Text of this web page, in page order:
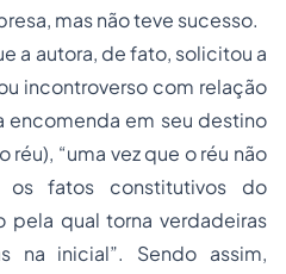
mas não teve sucesso.
a autora, de fato, solicitou a
incontroverso com relação
encomenda em seu destino
“uma vez que o réu não
os fatos constitutivos do
pela qual torna verdadeiras
na inicial”. Sendo assim,